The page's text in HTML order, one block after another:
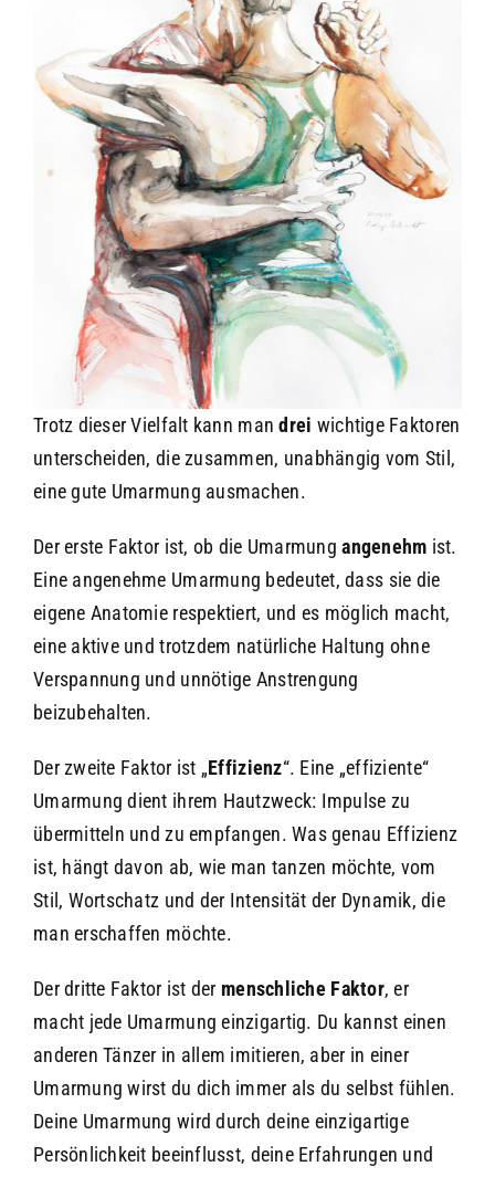
Trotz dieser Vielfalt kann mandrei wichtige Faktoren
unterscheiden, die zusammen, unabhängig vom Stil,
eine gute Umarmung ausmachen.
Der erste Faktor ist, ob die Umarmungangenehm ist.
Eine angenehme Umarmung bedeutet, dass sie die
eigene Anatomie respektiert, und es möglich macht,
eine aktive und trotzdem natürliche Haltung ohne
Verspannung und unnötige Anstrengung
beizubehalten.
Der zweite Faktor ist „Effizienz“. Eine „effiziente“
Umarmung dient ihrem Hautzweck: Impulse zu
übermitteln und zu empfangen. Was genau Effizienz
ist, hängt davon ab, wie man tanzen möchte, vom
Stil, Wortschatz und der Intensität der Dynamik, die
man erschaffen möchte.
Der dritte Faktor ist der menschliche Faktor, er
macht jede Umarmung einzigartig. Du kannst einen
anderen Tänzer in allem imitieren, aber in einer
Umarmung wirst du dich immer als du selbst fühlen.
Deine Umarmung wird durch deine einzigartige
Persönlichkeit beeinflusst, deine Erfahrungen und